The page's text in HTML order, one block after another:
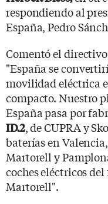
respondiendo al
España, Pedro
Comentó el
"España se
movilidad eléctrica
compacto. Nuestro
España pasa por
ID.2, de CUPRA y
baterías en
Martorell y
coches eléctricos
Martorell".